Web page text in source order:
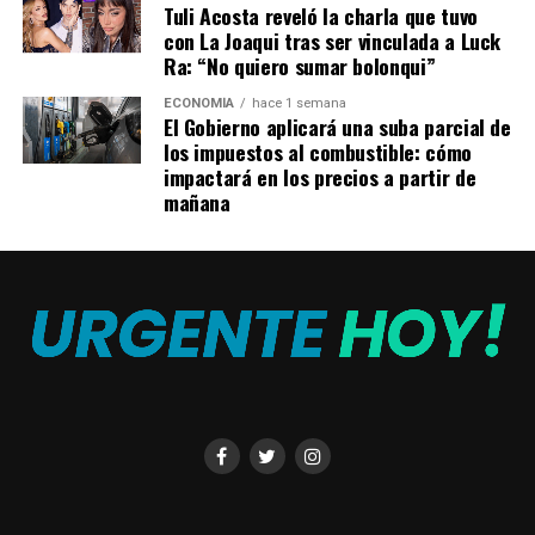
Tuli Acosta reveló la charla que tuvo
con La Joaqui tras ser vinculada a Luck
Ra: “No quiero sumar bolonqui”
ECONOMÍA hace 1 semana
El Gobierno aplicará una suba parcial de
los impuestos al combustible: cómo
impactará en los precios a partir de
mañana